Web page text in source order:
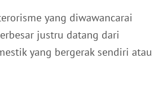
yang diwawancarai
justru datang dari
yang bergerak sendiri atau